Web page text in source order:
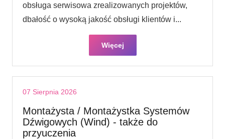
obsługa serwisowa zrealizowanych projektów,
dbałość o wysoką jakość obsługi klientów i...
Więcej
07 Sierpnia 2026
Montażysta / Montażystka Systemów
Dźwigowych (Wind) - także do
przyuczenia